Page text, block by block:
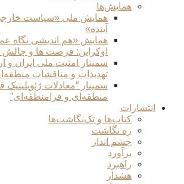
همایش‌ها
همایش ملی «سیاست خارجی
آینده»
همایش «هم اندیشی نگاه
اوکراین: فرصت ها و چالش
سمینار امنیت ملی ایران و
تهدیدات و مناقشات
سمینار “معادلات ژئوپلیتیک
منطقه‌ای و فرامنطقه‌ای”
انتشارات
کتاب‌ها و تک‌نگاشت‌ها
ره نگاشت
چشم انداز
برآورد
راهبرد
هشدار